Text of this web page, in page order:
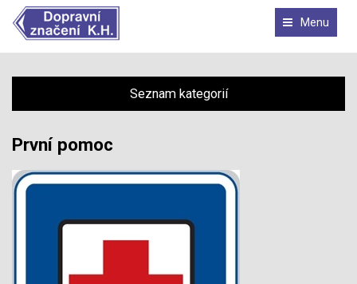
Menu
Seznam kategorií
První pomoc